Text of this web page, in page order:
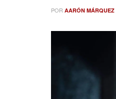
POR AARÓN MÁRQUEZ